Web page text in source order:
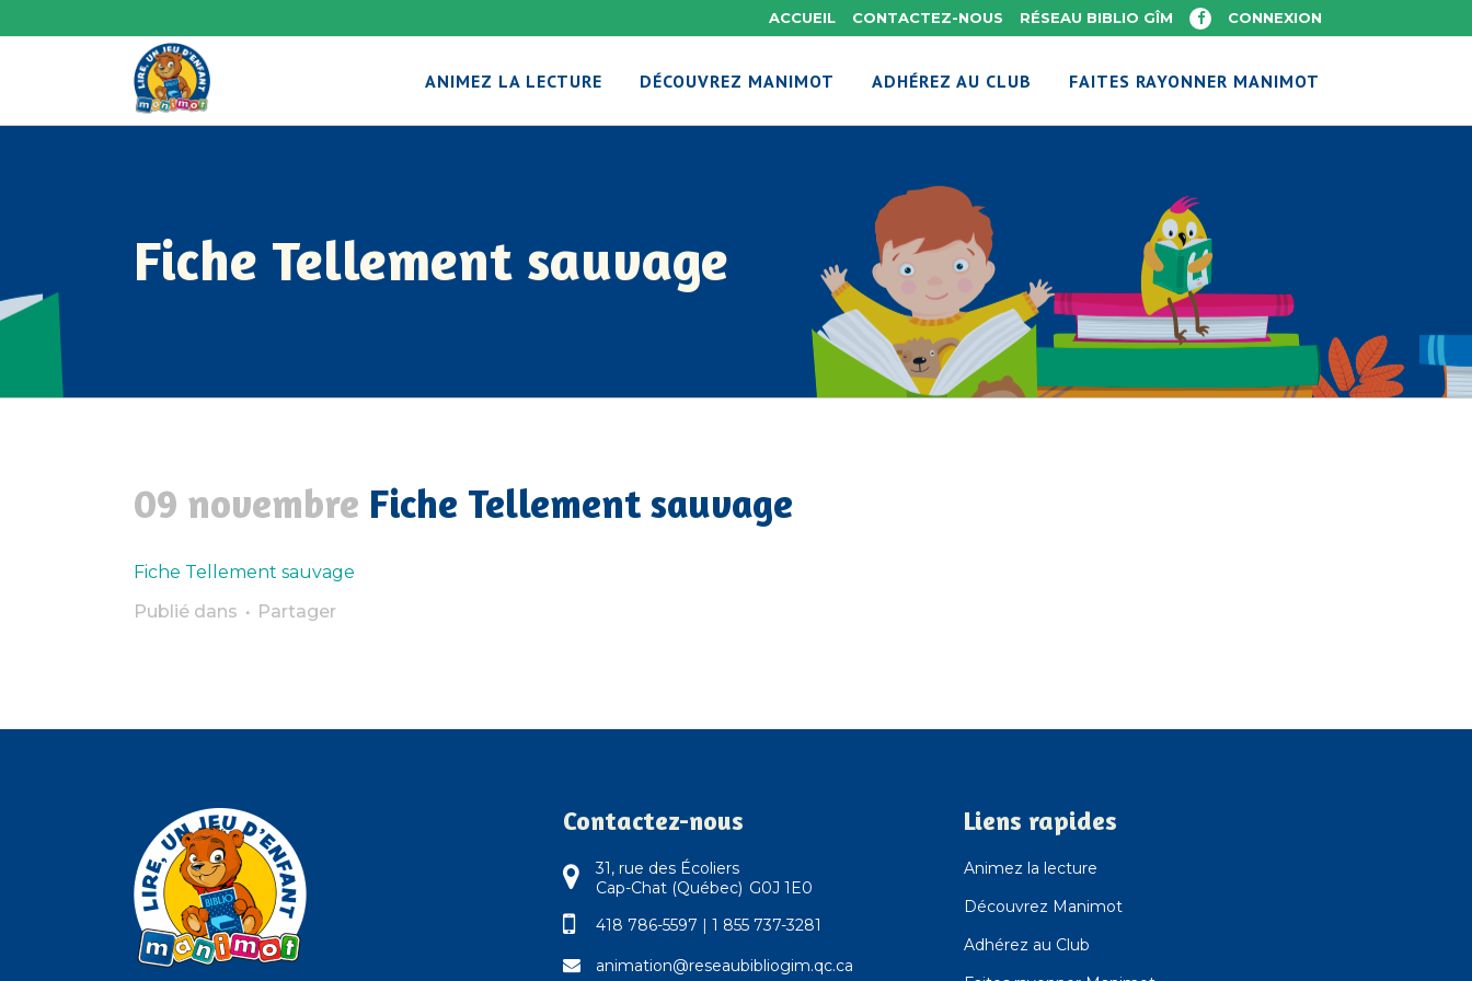
ACCUEIL CONTACTEZ-NOUS RÉSEAU BIBLIO GÎM CONNEXION
ANIMEZ LA LECTURE DÉCOUVREZ MANIMOT ADHÉREZ AU CLUB FAITES RAYONNER MANIMOT
Fiche Tellement sauvage
09 novembre Fiche Tellement sauvage
Fiche Tellement sauvage
Publié dans
Partager
Contactez-nous
31, rue des Écoliers
Cap-Chat (Québec) G0J 1E0
418 786-5597 | 1 855 737-3281
animation@reseaubibliogim.qc.ca
Liens rapides
Animez la lecture
Découvrez Manimot
Adhérez au Club